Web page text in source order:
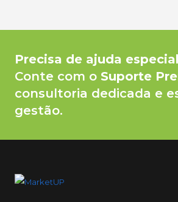
Precisa de ajuda
Conte com o Suporte
consultoria dedicada e
gestão.